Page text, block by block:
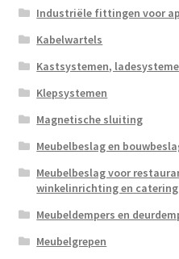
Industriële fittingen voor
Kabelwartels
Kastsystemen,
Klepsystemen
Magnetische sluiting
Meubelbeslag en
Meubelbeslag voor
winkelinrichting en catering
Meubeldempers en
Meubelgrepen